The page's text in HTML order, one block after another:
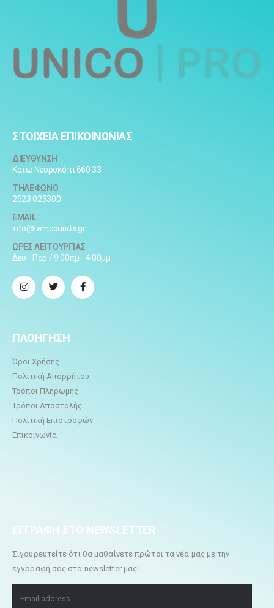
ΣΤΟΙΧΕΙΑ ΕΠΙΚΟΙΝΩΝΙΑΣ
ΔΙΕΥΘΥΝΣΗ
Κάτω Νευροκόπι 660 33
ΤΗΛΕΦΩΝΟ
2523 023300
EMAIL
info@tampouridis.gr
ΩΡΕΣ ΛΕΙΤΟΥΡΓΙΑΣ
Δευ - Παρ / 9:00πμ - 4:00μμ
ΠΛΟΗΓΗΣΗ
Όροι Χρήσης
Πολιτική Απορρήτου
Τρόποι Πληρωμής
Τρόποι Αποστολής
Πολιτική Επιστροφών
Επικοινωνία
ΕΓΓΡΑΦΗ ΣΤΟ NEWSLETTER
Σιγουρευτείτε ότι θα μαθαίνετε πρώτοι τα νέα μας με την
εγγρραφή σας στο newsletter μας!